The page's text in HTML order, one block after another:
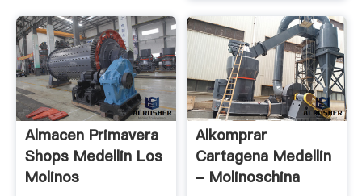
Almacen Primavera
Shops Medellin Los
Molinos
Alkomprar
Cartagena Medellin
- Molinoschina